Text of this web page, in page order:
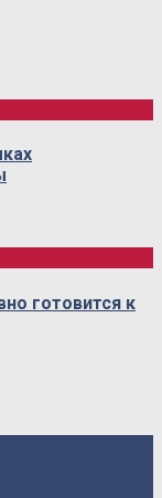
готовится к